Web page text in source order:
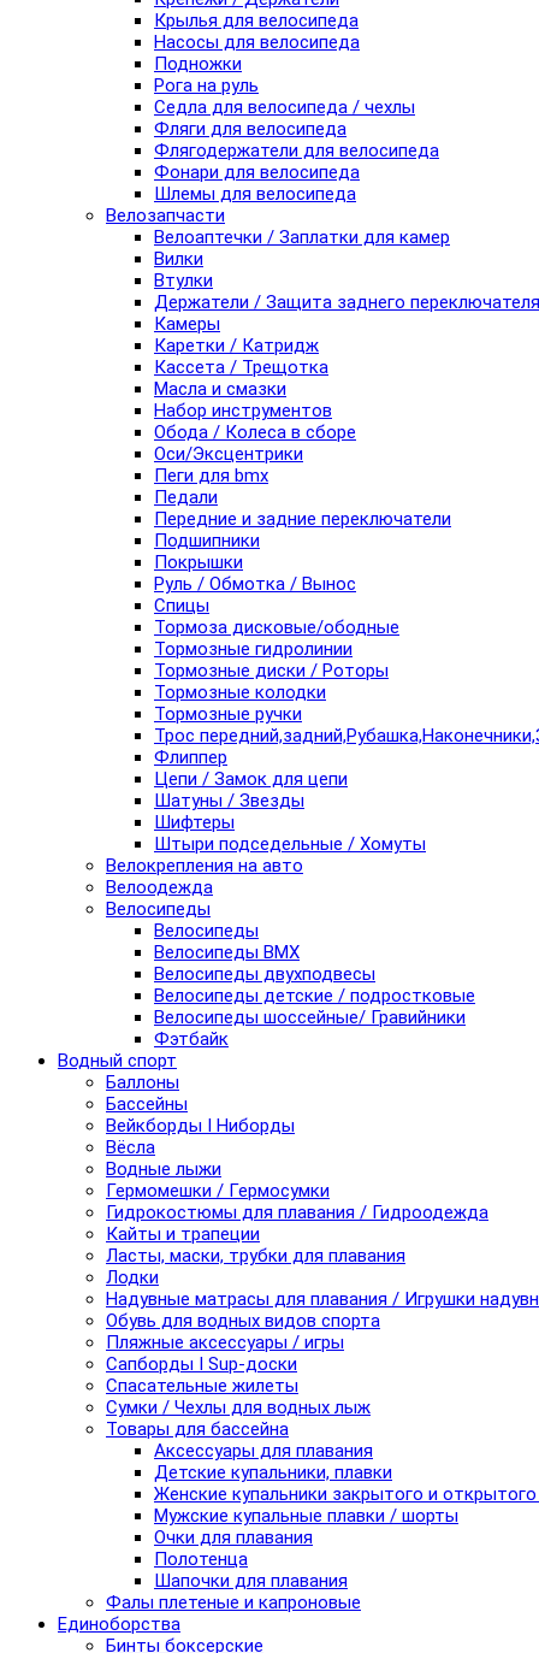
Крылья для велосипеда
Насосы для велосипеда
Подножки
Рога на руль
Седла для велосипеда / чехлы
Фляги для велосипеда
Флягодержатели для велосипеда
Фонари для велосипеда
Шлемы для велосипеда
Велозапчасти
Велоаптечки / Заплатки для камер
Вилки
Втулки
Держатели / Защита заднего переключателя
Камеры
Каретки / Катридж
Кассета / Трещотка
Масла и смазки
Набор инструментов
Обода / Колеса в сборе
Оси/Эксцентрики
Пеги для bmx
Педали
Передние и задние переключатели
Подшипники
Покрышки
Руль / Обмотка / Вынос
Спицы
Тормоза дисковые/ободные
Тормозные гидролинии
Тормозные диски / Роторы
Тормозные колодки
Тормозные ручки
Трос
Флиппер
Цепи / Замок для цепи
Шатуны / Звезды
Шифтеры
Штыри подседельные / Хомуты
Велокрепления на авто
Велоодежда
Велосипеды
Велосипеды
Велосипеды BMX
Велосипеды двухподвесы
Велосипеды детские / подростковые
Велосипеды шоссейные/ Гравийники
Фэтбайк
Водный спорт
Баллоны
Бассейны
Вейкборды I Ниборды
Вёсла
Водные лыжи
Гермомешки / Гермосумки
Гидрокостюмы для плавания / Гидроодежда
Кайты и трапеции
Ласты, маски, трубки для плавания
Лодки
Надувные матрасы для плавания / Игрушки
Обувь для водных видов спорта
Пляжные аксессуары / игры
Сапборды I Sup-доски
Спасательные жилеты
Сумки / Чехлы для водных лыж
Товары для бассейна
Аксессуары для плавания
Детские купальники, плавки
Женские купальники закрытого и
Мужские купальные плавки / шорты
Очки для плавания
Полотенца
Шапочки для плавания
Фалы плетеные и капроновые
Единоборства
Бинты боксерские